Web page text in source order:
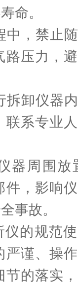
命。
，禁止随
路压力，
卸仪器内
联系专业
周围放
件，影响
事故。
的规范使
严谨、操
节的落实